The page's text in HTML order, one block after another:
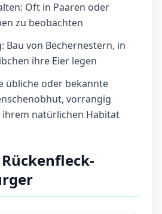
Oft in Paaren oder
zu beobachten
Bau von Bechernestern, in
ihre Eier legen
übliche oder bekannte
vorrangig
natürlichen Habitat